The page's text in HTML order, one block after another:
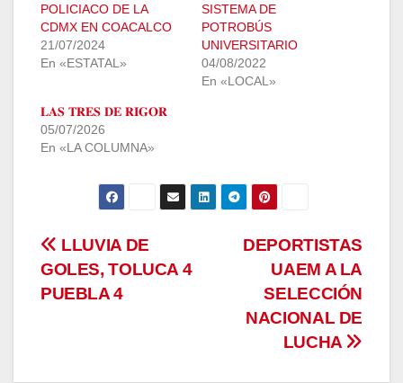
POLICIACO DE LA
CDMX EN COACALCO
21/07/2024
En «ESTATAL»
SISTEMA DE
POTROBÚS
UNIVERSITARIO
04/08/2022
En «LOCAL»
𝐋𝐀𝐒 𝐓𝐑𝐄𝐒 𝐃𝐄 𝐑𝐈𝐆𝐎𝐑
05/07/2026
En «LA COLUMNA»
Navegación
de
DEPORTISTAS
UAEM A LA
SELECCIÓN
NACIONAL DE
LUCHA
LLUVIA DE
GOLES, TOLUCA 4
PUEBLA 4